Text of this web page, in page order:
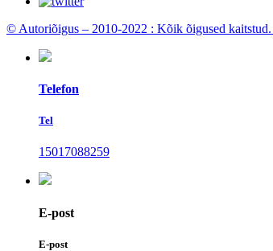
© Autoriõigus – 2010-2022 : Kõik õigused kaitstud.
Telefon
Tel
15017088259
E-post
E-post